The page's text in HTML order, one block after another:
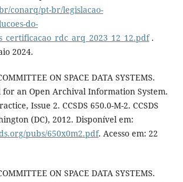
conarq/pt-br/legislacao-
do-
.
2024.
ON SPACE DATA SYSTEMS.
for an Open Archival Information System.
Issue 2. CCSDS 650.0-M-2. CCSDS
(DC), 2012. Disponível em:
pubs/650x0m2.pdf. Acesso em: 22
ON SPACE DATA SYSTEMS.